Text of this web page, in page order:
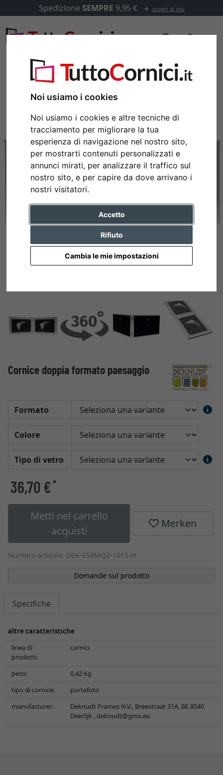
Noi usiamo i cookies
Noi usiamo i cookies e altre tecniche di
tracciamento per migliorare la tua
esperienza di navigazione nel nostro sito,
per mostrarti contenuti personalizzati e
annunci mirati, per analizzare il traffico sul
nostro sito, e per capire da dove arrivano i
nostri visitatori.
Accetto
Rifiuto
Cambia le mie impostazioni
Spedizione SEMPRE 9,95 € scopri di più
Indietro
Cornice doppia formato paesaggio
Formato
Colore
Tipo di vetro
36,70 €*
Metti nel carrello
acquisti
Merken
Numero articolo: DEK-S58MQ2-1015-H
Domande sul prodotto
Specifiche
altre caratteristiche
linea di
prodotti:
cornici
peso:
0,42 Kg
tipo di cornice:
portafoto
manufacturer:
Deknudt Frames N.V., Breestraat 31A, BE 8540
Deerlijk , deknudt@gmx.eu